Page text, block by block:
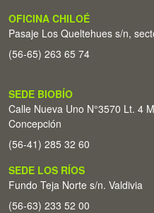
OFICINA CHILOÉ
Pasaje Los Queltehues s/n,
(56-65) 263 65 74
SEDE BIOBÍO
Calle Nueva Uno N°3570 Lt. 4
Concepción
(56-41) 285 32 60
SEDE LOS RÍOS
Fundo Teja Norte s/n. Valdivia
(56-63) 233 52 00